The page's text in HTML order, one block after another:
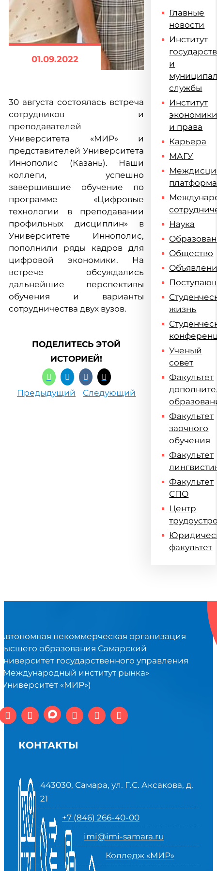
01.09.2022
30 августа состоялась встреча
сотрудников и
преподавателей
Университета «МИР» и
представителей Университета
Иннополис (Казань). Наши
коллеги, успешно
завершившие обучение по
программе «Цифровые
технологии в преподавании
профильных дисциплин» в
Университете Иннополис,
пополнили ряды кадров для
цифровой экономики. На
встрече обсуждались
дальнейшие перспективы
обучения и варианты
сотрудничества двух вузов.
ПОДЕЛИТЕСЬ ЭТОЙ
ИСТОРИЕЙ!
Предыдущий Следующий
Главные
новости
Институт
и
службы
Институт
и права
Карьера
МАГУ
платформа
Наука
Общество
жизнь
Ученый
совет
Факультет
Факультет
заочного
обучения
Факультет
Факультет
СПО
Центр
факультет
некоммерческая организация
образования Самарский
государственного управления
институт рынка»
«МИР»)
КОНТАКТЫ
443030, Самара, ул. Г.С. Аксакова, д.
21
+7 (846) 266-40-00
imi@imi-samara.ru
Колледж «МИР»